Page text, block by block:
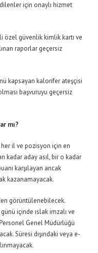
için onaylı hizmet
özel güvenlik kimlik kartı ve
raporlar geçersiz
kapsayan kalorifer ateşçisi
başvuruyu geçersiz
mı?
her il ve pozisyon için en
kadar aday asıl, bir o kadar
karşılayan ancak
kazanamayacak.
görüntülenebilecek.
içinde ıslak imzalı ve
Genel Müdürlüğü
Süresi dışındaki veya e-